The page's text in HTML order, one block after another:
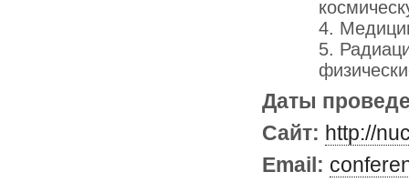
Даты
Сайт: http://
Email: